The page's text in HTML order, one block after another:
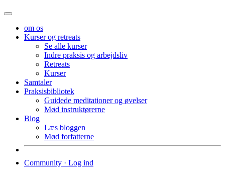
om os
Kurser og retreats
Se alle kurser
Indre praksis og arbejdsliv
Retreats
Kurser
Samtaler
Praksisbibliotek
Guidede meditationer og øvelser
Mød instruktørerne
Blog
Læs bloggen
Mød forfatterne
Community · Log ind